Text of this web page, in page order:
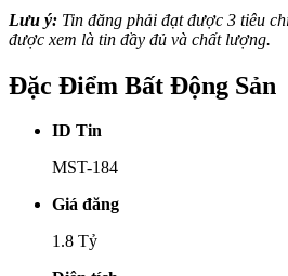
Lưu ý: Tin đăng phải đạt được 3 tiêu
được xem là tin đầy đủ và chất lượng.
Đặc Điểm Bất Động Sản
ID Tin
MST-184
Giá đăng
1.8 Tỷ